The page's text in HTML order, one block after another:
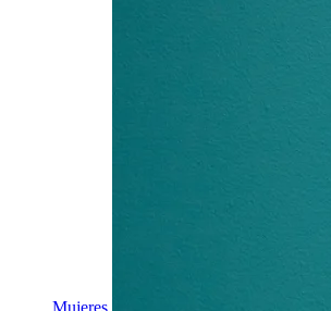
Mujeres